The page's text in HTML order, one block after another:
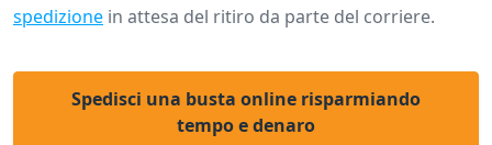
spedizione in attesa del ritiro da parte del corriere.
Spedisci una busta online risparmiando
tempo e denaro